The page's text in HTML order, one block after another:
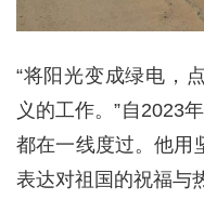
“将阳光变成绿电，
义的工作。”自2023
都在一线度过。他用
表达对祖国的祝福与